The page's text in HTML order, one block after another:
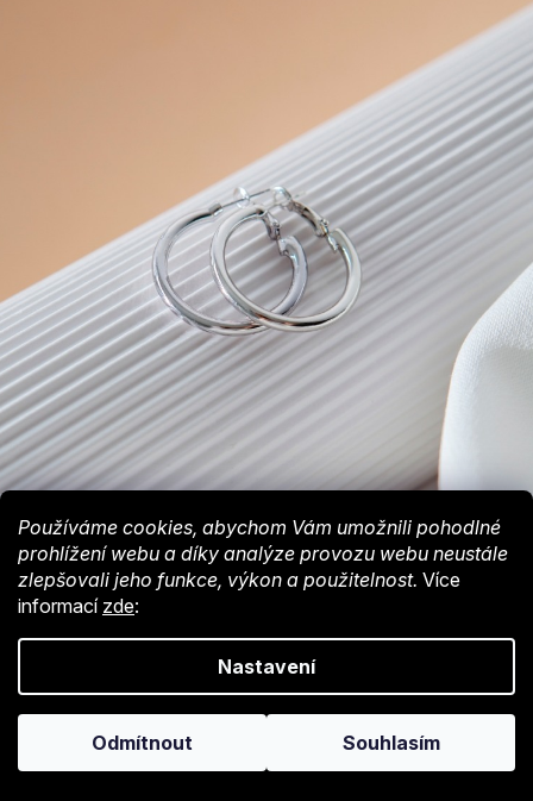
Používáme cookies, abychom Vám umožnili pohodlné
prohlížení webu a díky analýze provozu webu neustále
zlepšovali jeho funkce, výkon a použitelnost. Více
informací zde:
Nastavení
Odmítnout Souhlasím
Důležité informace